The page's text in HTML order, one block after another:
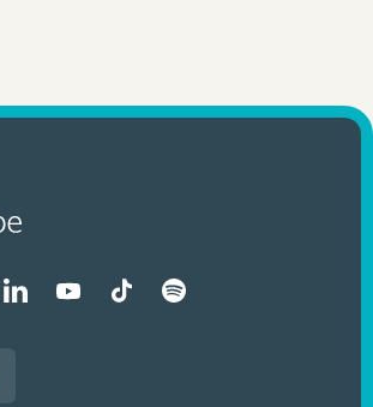
les réseaux